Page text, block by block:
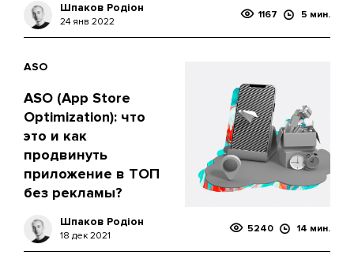
Шпаков Родіон
24 янв 2022
1167 5 мин.
ASO
ASO (App Store
Optimization): что
это и как
продвинуть
приложение в ТОП
без рекламы?
Шпаков Родіон
18 дек 2021
5240 14 мин.